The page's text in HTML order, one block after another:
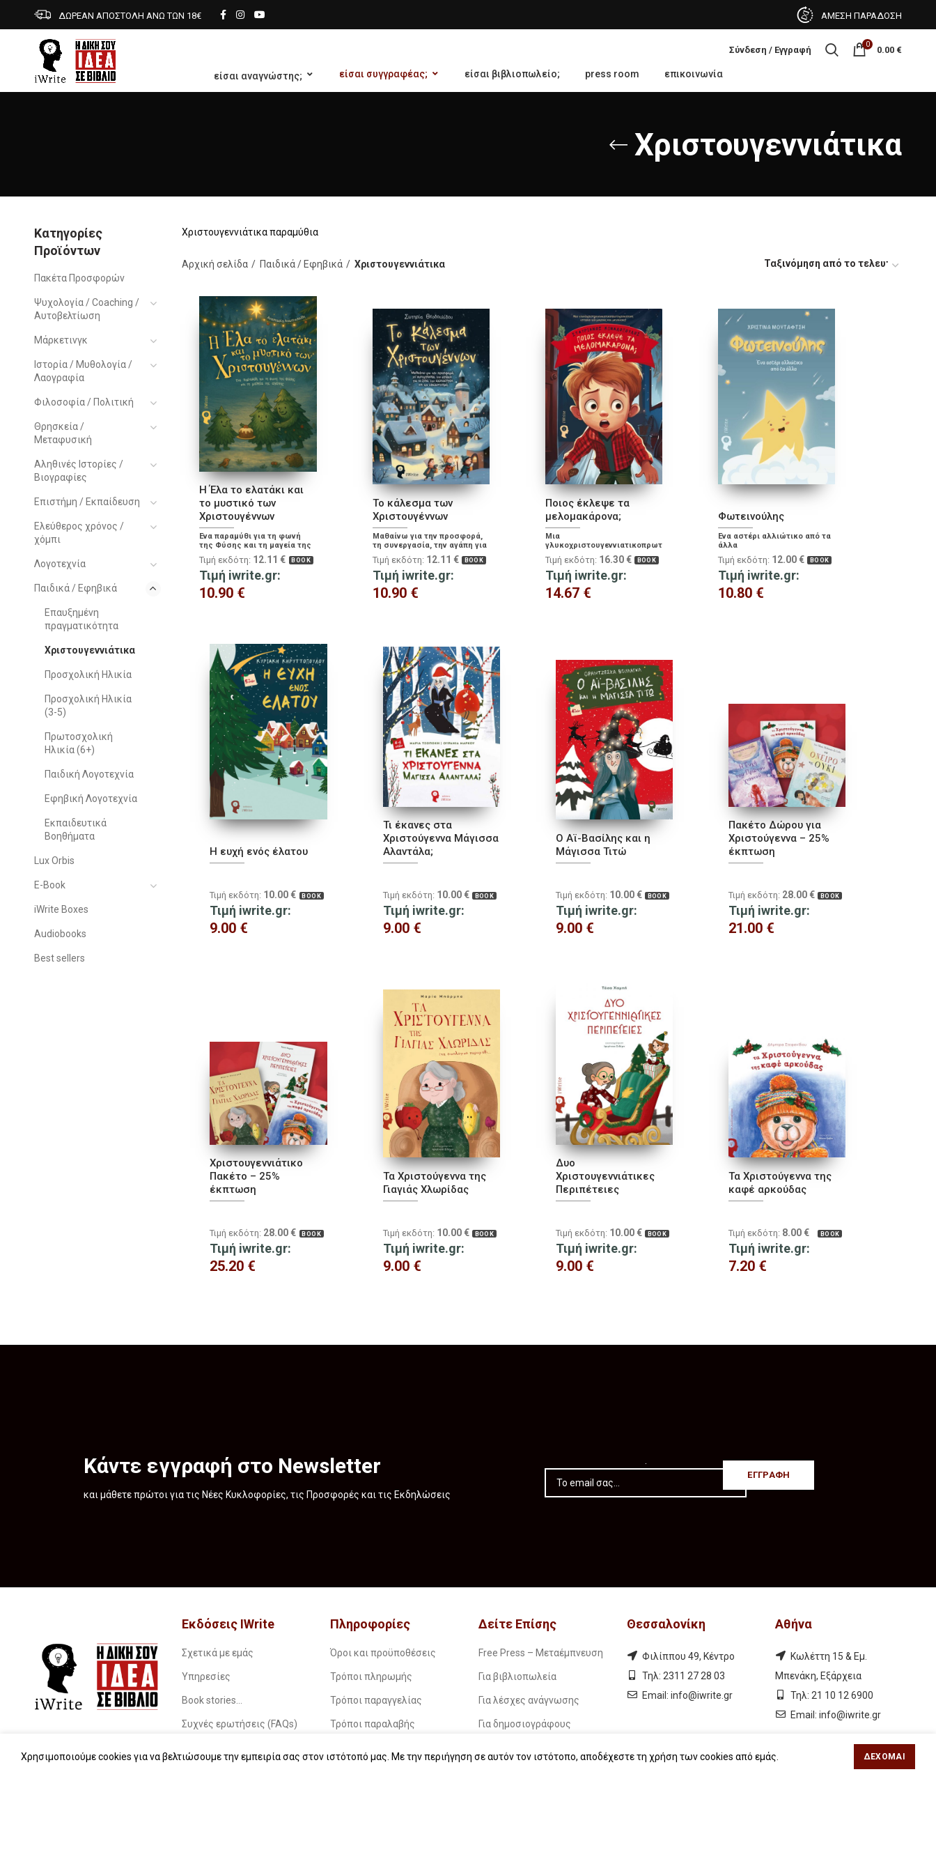
ΔΩΡΕΑΝ ΑΠΟΣΤΟΛΗ ΑΝΩ ΤΩΝ 18€ ΑΜΕΣΗ ΠΑΡΑΔΟΣΗ
Σύνδεση / Εγγραφή 0 0.00 €
είσαι αναγνώστης; είσαι συγγραφέας; είσαι βιβλιοπωλείο; press room επικοινωνία
Χριστουγεννιάτικα
Κατηγορίες
Προϊόντων
Πακέτα Προσφορών
Ψυχολογία / Coaching /
Αυτοβελτίωση
Μάρκετινγκ
Ιστορία / Μυθολογία /
Λαογραφία
Φιλοσοφία / Πολιτική
Θρησκεία /
Μεταφυσική
Αληθινές Ιστορίες /
Βιογραφίες
Επιστήμη / Εκπαίδευση
Ελεύθερος χρόνος /
χόμπι
Λογοτεχνία
Παιδικά / Εφηβικά
Επαυξημένη
πραγματικότητα
Χριστουγεννιάτικα
Προσχολική Ηλικία
Προσχολική Ηλικία
(3-5)
Πρωτοσχολική
Ηλικία (6+)
Παιδική Λογοτεχνία
Εφηβική Λογοτεχνία
Εκπαιδευτικά
Βοηθήματα
Lux Orbis
E-Book
iWrite Boxes
Audiobooks
Best sellers
Χριστουγεννιάτικα παραμύθια
Αρχική σελίδα Παιδικά / Εφηβικά Χριστουγεννιάτικα
Η Έλα το ελατάκι και
το μυστικό των
Χριστουγέννων
Ένα παραμύθι για τη φωνή
της Φύσης και τη μαγεία της
αγάπης
BOOK
Τιμή εκδότη: 12.11 €
Τιμή iwrite.gr:
10.90 €
Το κάλεσμα των
Χριστουγέννων
Μαθαίνω για την προσφορά,
τη συνεργασία, την αγάπη για
τα ζώα, την αλληλεγγύη και
τον εθελοντισμό.
BOOK
Τιμή εκδότη: 12.11 €
Τιμή iwrite.gr:
10.90 €
Ποιος έκλεψε τα
μελομακάρονα;
Μια
γλυκοχριστουγεννιατικοπρωτοχρονιάτικη
ιστορία για μικρούς και μεγάλους!
BOOK
Τιμή εκδότη: 16.30 €
Τιμή iwrite.gr:
14.67 €
Φωτεινούλης
Ένα αστέρι αλλιώτικο από τα
άλλα
BOOK
Τιμή εκδότη: 12.00 €
Τιμή iwrite.gr:
10.80 €
Η ευχή ενός έλατου
BOOK
Τιμή εκδότη: 10.00 €
Τιμή iwrite.gr:
9.00 €
Τι έκανες στα
Χριστούγεννα Μάγισσα
Αλαντάλα;
BOOK
Τιμή εκδότη: 10.00 €
Τιμή iwrite.gr:
9.00 €
Ο Αϊ-Βασίλης και η
Μάγισσα Τιτώ
BOOK
Τιμή εκδότη: 10.00 €
Τιμή iwrite.gr:
9.00 €
Πακέτο Δώρου για
Χριστούγεννα – 25%
έκπτωση
BOOK
Τιμή εκδότη: 28.00 €
Τιμή iwrite.gr:
21.00 €
Χριστουγεννιάτικο
Πακέτο – 25%
έκπτωση
BOOK
Τιμή εκδότη: 28.00 €
Τιμή iwrite.gr:
25.20 €
Τα Χριστούγεννα της
Γιαγιάς Χλωρίδας
BOOK
Τιμή εκδότη: 10.00 €
Τιμή iwrite.gr:
9.00 €
Δυο
Χριστουγεννιάτικες
Περιπέτειες
BOOK
Τιμή εκδότη: 10.00 €
Τιμή iwrite.gr:
9.00 €
Τα Χριστούγεννα της
καφέ αρκούδας
BOOK
Τιμή εκδότη: 8.00 €
Τιμή iwrite.gr:
7.20 €
Κάντε εγγραφή στο Newsletter
και μάθετε πρώτοι για τις Νέες Κυκλοφορίες, τις Προσφορές και τις Εκδηλώσεις
Εκδόσεις IWrite
Σχετικά με εμάς
Υπηρεσίες
Book stories…
Συχνές ερωτήσεις (FAQs)
Πληροφορίες
Όροι και προϋποθέσεις
Τρόποι πληρωμής
Τρόποι παραγγελίας
Τρόποι παραλαβής
Δείτε Επίσης
Free Press – Μεταέμπνευση
Για βιβλιοπωλεία
Για λέσχες ανάγνωσης
Για δημοσιογράφους
Θεσσαλονίκη
Φιλίππου 49, Κέντρο
Τηλ: 2311 27 28 03
Εmail: info@iwrite.gr
Αθήνα
Κωλέττη 15 & Εμ.
Μπενάκη, Εξάρχεια
Τηλ: 21 10 12 6900
Εmail: info@iwrite.gr
Χρησιμοποιούμε cookies για να βελτιώσουμε την εμπειρία σας στον ιστότοπό μας. Με την περιήγηση σε αυτόν τον ιστότοπο, αποδέχεστε τη χρήση των cookies από εμάς. ΔΈΧΟΜΑΙ